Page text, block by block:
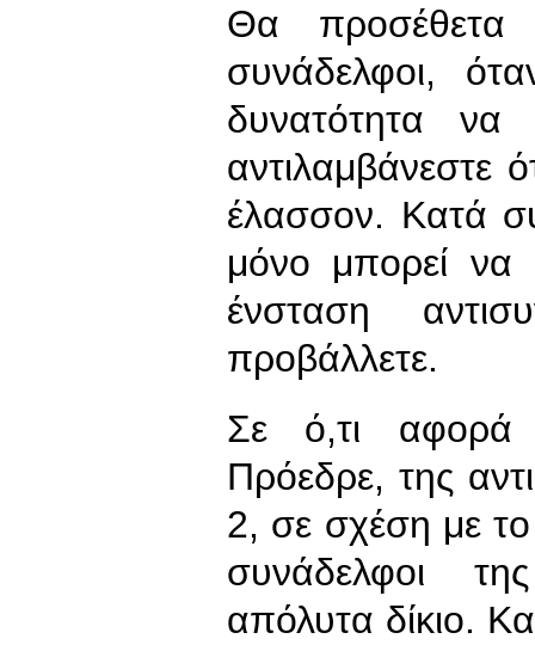
Θα προσέθετα
συνάδελφοι,
δυνατότητα να
αντιλαμβάνεστε
έλασσον. Κατά
μόνο μπορεί να
ένσταση
προβάλλετε.
Σε ό,τι αφορά
Πρόεδρε, της
2, σε σχέση με
συνάδελφοι
απόλυτα δίκιο.